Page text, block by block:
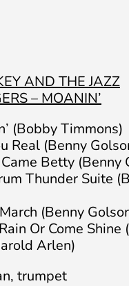
AND THE JAZZ
– MOANIN’
(Bobby Timmons)
Real (Benny
Betty (Benny
Thunder Suite
(Benny
Or Come Shine
Arlen)
trumpet